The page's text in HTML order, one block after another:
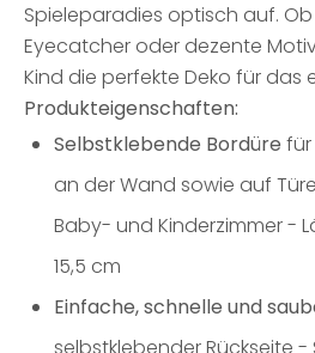
Spieleparadies optisch auf.
Eyecatcher oder dezente
Kind die perfekte Deko für das
Produkteigenschaften:
Selbstklebende Bordüre
an der Wand sowie auf
Baby- und Kinderzimmer -
15,5 cm
Einfache, schnelle und